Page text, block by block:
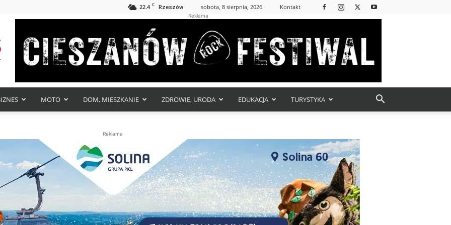
22.4 C Rzeszów sobota, 8 sierpnia, 2026 Kontakt
Reklama
MOTO DOM, MIESZKANIE ZDROWIE, URODA EDUKACJA TURYSTYKA
Reklama